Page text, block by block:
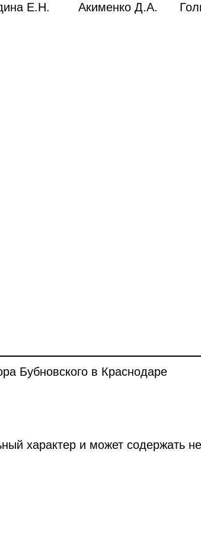
Е.Н. Акименко Д.А.
Бубновского в Краснодаре
характер и может содержать